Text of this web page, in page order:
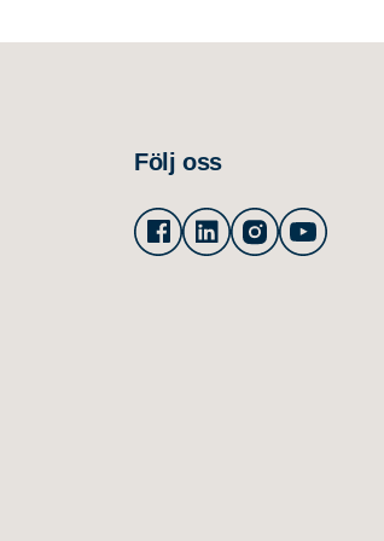
Följ oss
FacebookLinkedinInstagram